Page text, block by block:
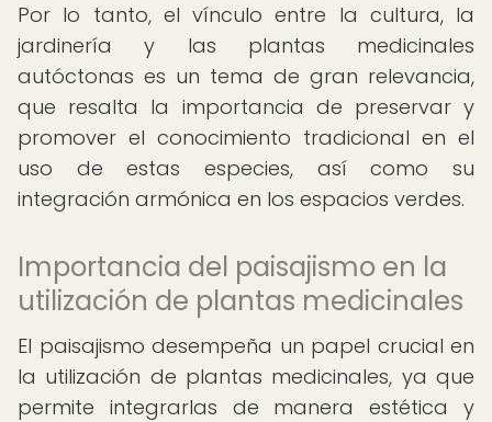
Por lo tanto, el vínculo entre la cultura, la
jardinería y las plantas medicinales
autóctonas es un tema de gran relevancia,
que resalta la importancia de preservar y
promover el conocimiento tradicional en el
uso de estas especies, así como su
integración armónica en los espacios verdes.
Importancia del paisajismo en la
utilización de plantas medicinales
El paisajismo desempeña un papel crucial en
la utilización de plantas medicinales, ya que
permite integrarlas de manera estética y